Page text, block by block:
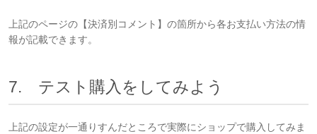
上記のページの【決済別コメント】の箇所から各お支払い方法の情
報が記載できます。
7. テスト購入をしてみよう
上記の設定が一通りすんだところで実際にショップで購入してみま